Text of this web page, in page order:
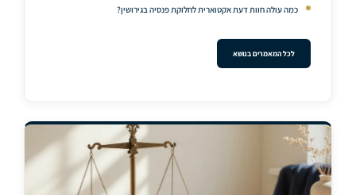
כמה עולה חוות דעת אקטוארית לחלוקת פנסיה בגירושין?
לכל המאמרים בנושא